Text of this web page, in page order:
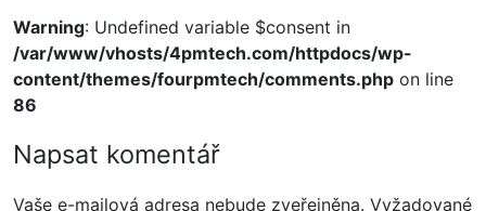
Warning: Undefined variable $consent in
/var/www/vhosts/4pmtech.com/httpdocs/wp-
content/themes/fourpmtech/comments.php on line
86
Napsat komentář
Vaše e-mailová adresa nebude zveřejněna. Vyžadované